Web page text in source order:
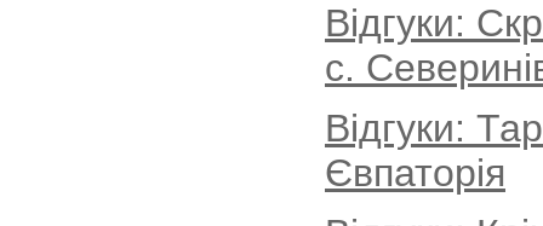
Відгуки:
с.
Відгуки:
Євпаторія